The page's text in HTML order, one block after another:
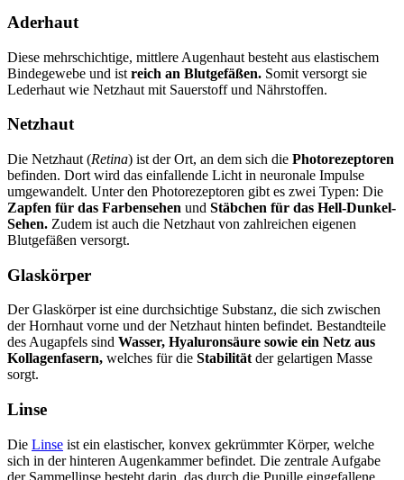
Aderhaut
Diese mehrschichtige, mittlere Augenhaut besteht aus elastischem
Bindegewebe und ist reich an Blutgefäßen. Somit versorgt sie
Lederhaut wie Netzhaut mit Sauerstoff und Nährstoffen.
Netzhaut
Die Netzhaut (Retina) ist der Ort, an dem sich die Photorezeptoren
befinden. Dort wird das einfallende Licht in neuronale Impulse
umgewandelt. Unter den Photorezeptoren gibt es zwei Typen: Die
Zapfen für das Farbensehen und Stäbchen für das Hell-Dunkel-
Sehen. Zudem ist auch die Netzhaut von zahlreichen eigenen
Blutgefäßen versorgt.
Glaskörper
Der Glaskörper ist eine durchsichtige Substanz, die sich zwischen
der Hornhaut vorne und der Netzhaut hinten befindet. Bestandteile
des Augapfels sind Wasser, Hyaluronsäure sowie ein Netz aus
Kollagenfasern, welches für die Stabilität der gelartigen Masse
sorgt.
Linse
Die Linse ist ein elastischer, konvex gekrümmter Körper, welche
sich in der hinteren Augenkammer befindet. Die zentrale Aufgabe
der Sammellinse besteht darin, das durch die Pupille eingefallene